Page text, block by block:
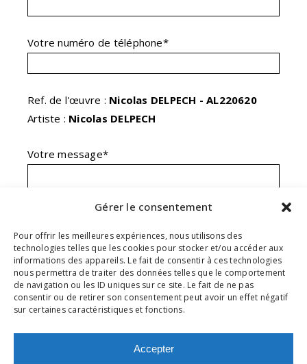
Gérer le consentement
Pour offrir les meilleures expériences, nous utilisons des
technologies telles que les cookies pour stocker et/ou accéder aux
informations des appareils. Le fait de consentir à ces technologies
nous permettra de traiter des données telles que le comportement
de navigation ou les ID uniques sur ce site. Le fait de ne pas
consentir ou de retirer son consentement peut avoir un effet négatif
sur certaines caractéristiques et fonctions.
Accepter
Votre numéro de téléphone*
Ref. de l'œuvre : Nicolas DELPECH - AL220620
Artiste : Nicolas DELPECH
Votre message*
En envoyant ce formulaire, j'accepte que les
informations saisies soient exploitées dans le
cadre de ma demande et de la relation